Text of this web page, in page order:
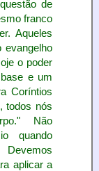
de
franco
Aqueles
evangelho
o poder
e um
Coríntios
todos nós
Não
quando
aplicar a